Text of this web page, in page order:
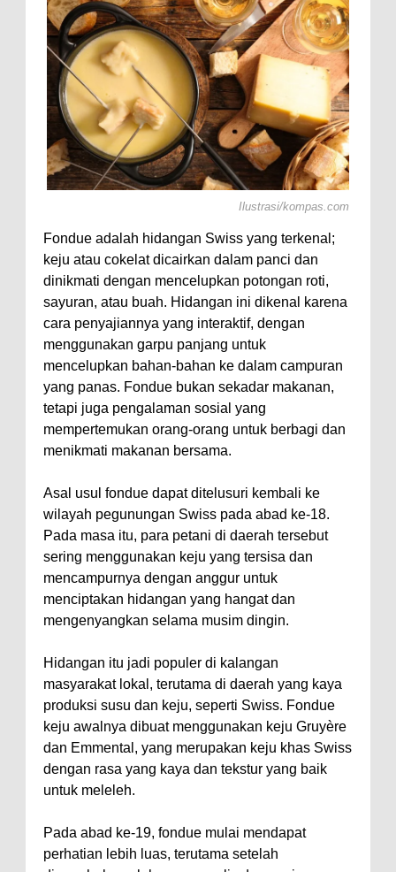
Ilustrasi/kompas.com
Fondue adalah hidangan Swiss yang terkenal;
keju atau cokelat dicairkan dalam panci dan
dinikmati dengan mencelupkan potongan roti,
sayuran, atau buah. Hidangan ini dikenal karena
cara penyajiannya yang interaktif, dengan
menggunakan garpu panjang untuk
mencelupkan bahan-bahan ke dalam campuran
yang panas. Fondue bukan sekadar makanan,
tetapi juga pengalaman sosial yang
mempertemukan orang-orang untuk berbagi dan
menikmati makanan bersama.
Asal usul fondue dapat ditelusuri kembali ke
wilayah pegunungan Swiss pada abad ke-18.
Pada masa itu, para petani di daerah tersebut
sering menggunakan keju yang tersisa dan
mencampurnya dengan anggur untuk
menciptakan hidangan yang hangat dan
mengenyangkan selama musim dingin.
Hidangan itu jadi populer di kalangan
masyarakat lokal, terutama di daerah yang kaya
produksi susu dan keju, seperti Swiss. Fondue
keju awalnya dibuat menggunakan keju Gruyère
dan Emmental, yang merupakan keju khas Swiss
dengan rasa yang kaya dan tekstur yang baik
untuk meleleh.
Pada abad ke-19, fondue mulai mendapat
perhatian lebih luas, terutama setelah